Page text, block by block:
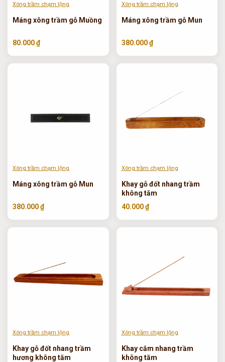
Xông trầm chạm lộng
Máng xông trầm gỗ Muồng
80.000 ₫
Xông trầm chạm lộng
Máng xông trầm gỗ Mun
380.000 ₫
Xông trầm chạm lộng
Máng xông trầm gỗ Mun
380.000 ₫
Xông trầm chạm lộng
Khay gỗ đốt nhang trầm
không tăm
40.000 ₫
Xông trầm chạm lộng
Khay gỗ đốt nhang trầm
hương không tăm
Xông trầm chạm lộng
Khay cắm nhang trầm
không tăm